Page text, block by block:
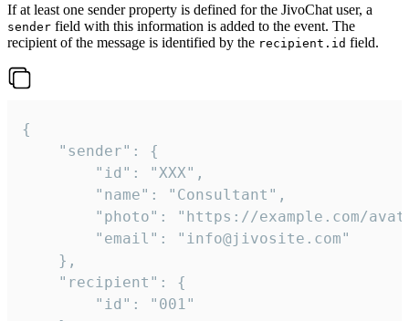
If at least one sender property is defined for the JivoChat user, a
sender field with this information is added to the event. The
recipient of the message is identified by the recipient.id field.
{